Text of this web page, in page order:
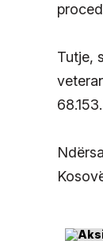
Tutje,